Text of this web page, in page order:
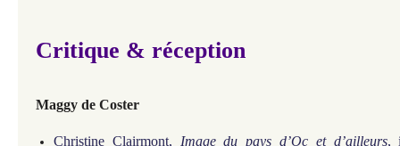
Critique & réception
Maggy de Coster
Christine Clairmont, Image du pays d’Oc et d’ailleurs,